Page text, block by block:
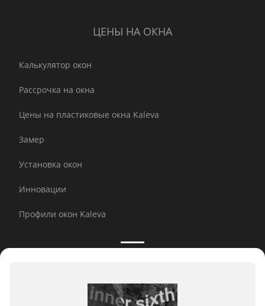
ЦЕНЫ НА ОКНА
Калькулятор окон
Рассрочка на окна
Цены на пластиковые окна Kaleva
Замер
Установка окон
Инновации
Профили окон Kaleva
Принимаем к оплате: